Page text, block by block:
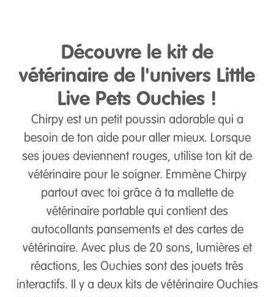
Découvre le kit de
vétérinaire de l'univers Little
Live Pets Ouchies !
Chirpy est un petit poussin adorable qui a
besoin de ton aide pour aller mieux. Lorsque
ses joues deviennent rouges, utilise ton kit de
vétérinaire pour le soigner. Emmène Chirpy
partout avec toi grâce à ta mallette de
vétérinaire portable qui contient des
autocollants pansements et des cartes de
vétérinaire. Avec plus de 20 sons, lumières et
réactions, les Ouchies sont des jouets très
interactifs. Il y a deux kits de vétérinaire Ouchies